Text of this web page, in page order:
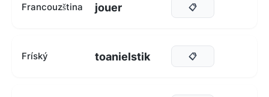
Francouzština jouer 📋
Fríský toanielstik 📋